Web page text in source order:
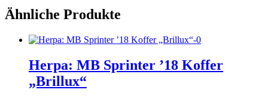
Ähnliche Produkte
Herpa: MB Sprinter ’18 Koffer
„Brillux“